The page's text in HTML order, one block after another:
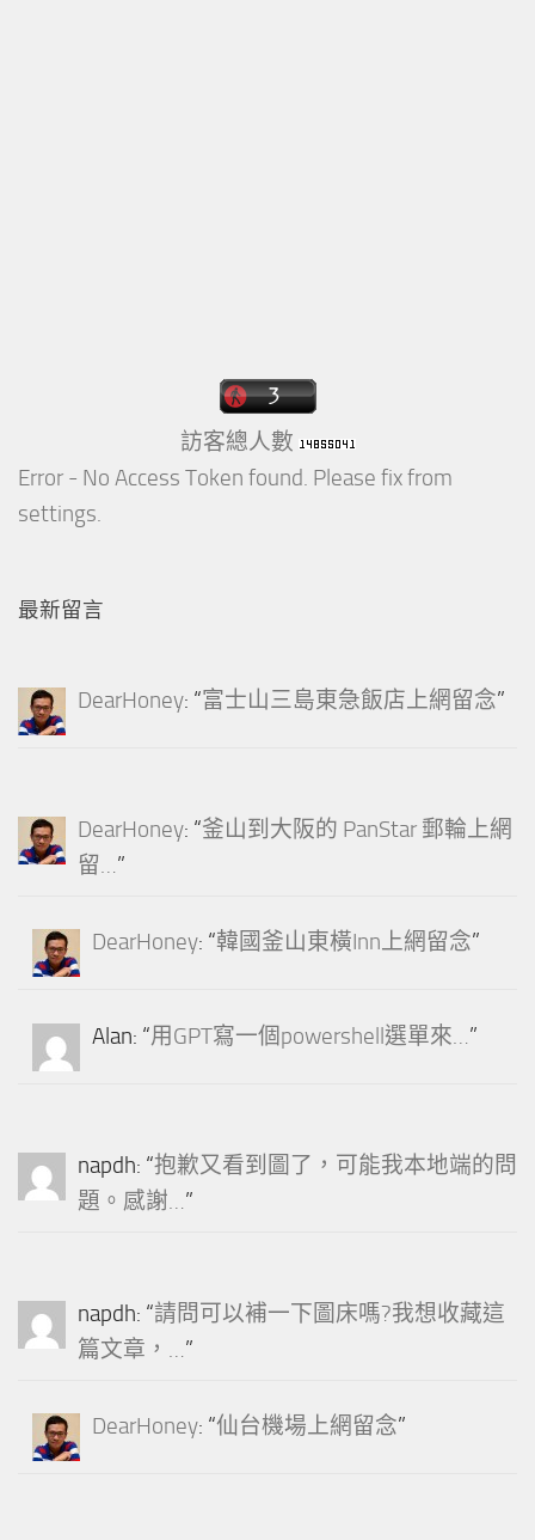
訪客總人數
Error - No Access Token found. Please fix from
settings.
最新留言
DearHoney: “富士山三島東急飯店上網留念”
DearHoney: “釜山到大阪的 PanStar 郵輪上網
留…”
DearHoney: “韓國釜山東橫Inn上網留念”
Alan: “用GPT寫一個powershell選單來…”
napdh: “抱歉又看到圖了，可能我本地端的問
題。感謝…”
napdh: “請問可以補一下圖床嗎?我想收藏這
篇文章，…”
DearHoney: “仙台機場上網留念”